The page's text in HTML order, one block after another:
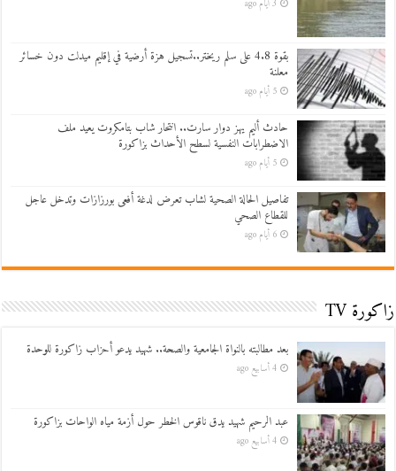
3 أيام ago
بقوة 4.8 على سلم ريختر..تسجيل هزة أرضية في إقليم ميدلت دون خسائر
معلنة
5 أيام ago
حادث أليم يهز دوار سارت.. انتحار شاب بتامكروت يعيد ملف
الاضطرابات النفسية لسطح الأحداث بزاكورة
5 أيام ago
تفاصيل الحالة الصحية لشاب تعرض لدغة أفعى بورزازات وتدخل عاجل
للقطاع الصحي
6 أيام ago
زاكورة TV
بعد مطالبته بالنواة الجامعية والصحة.. شهيد يدعو أحزاب زاكورة للوحدة
4 أسابيع ago
عبد الرحيم شهيد يدق ناقوس الخطر حول أزمة مياه الواحات بزاكورة
4 أسابيع ago